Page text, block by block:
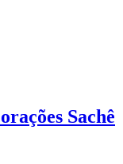
Sachê